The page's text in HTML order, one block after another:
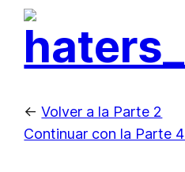
<-Volver a la Parte 2
Continuar con la Parte 4